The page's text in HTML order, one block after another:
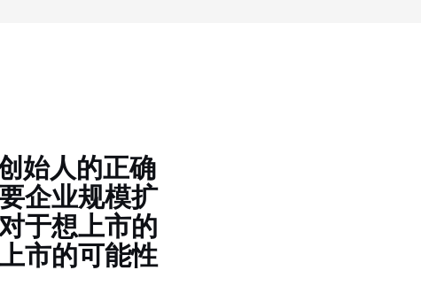
始人的正确
企业规模扩
于想上市的
市的可能性